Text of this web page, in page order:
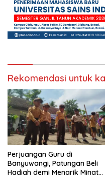
Rekomendasi untuk
Perjuangan Guru di
Banyuwangi, Patungan Beli
Hadiah demi Menarik Minat